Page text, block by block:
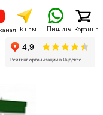
К нам Пишите Корзина